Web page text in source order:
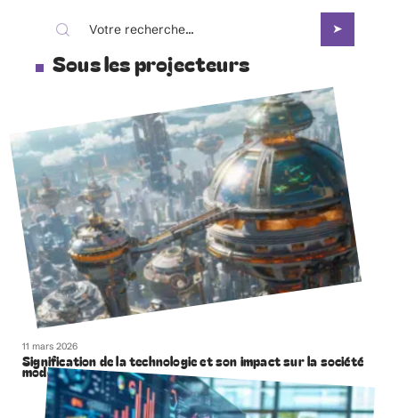
Sous les projecteurs
11 mars 2026
Signification de la technologie et son impact sur la société
moderne